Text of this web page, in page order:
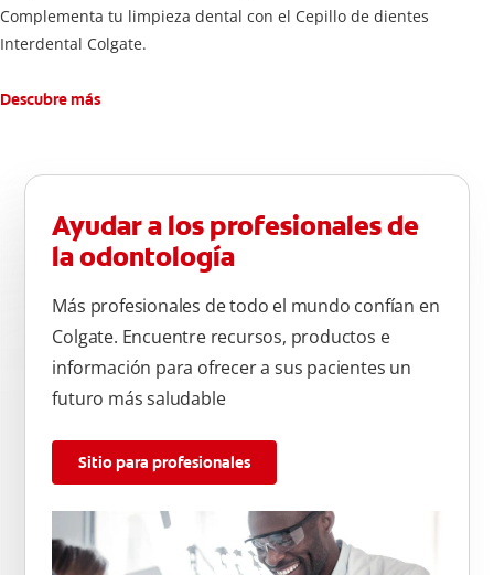
Complementa tu limpieza dental con el Cepillo de dientes
Interdental Colgate.
Descubre más
Ayudar a los profesionales de
la odontología
Más profesionales de todo el mundo confían en
Colgate. Encuentre recursos, productos e
información para ofrecer a sus pacientes un
futuro más saludable
Sitio para profesionales